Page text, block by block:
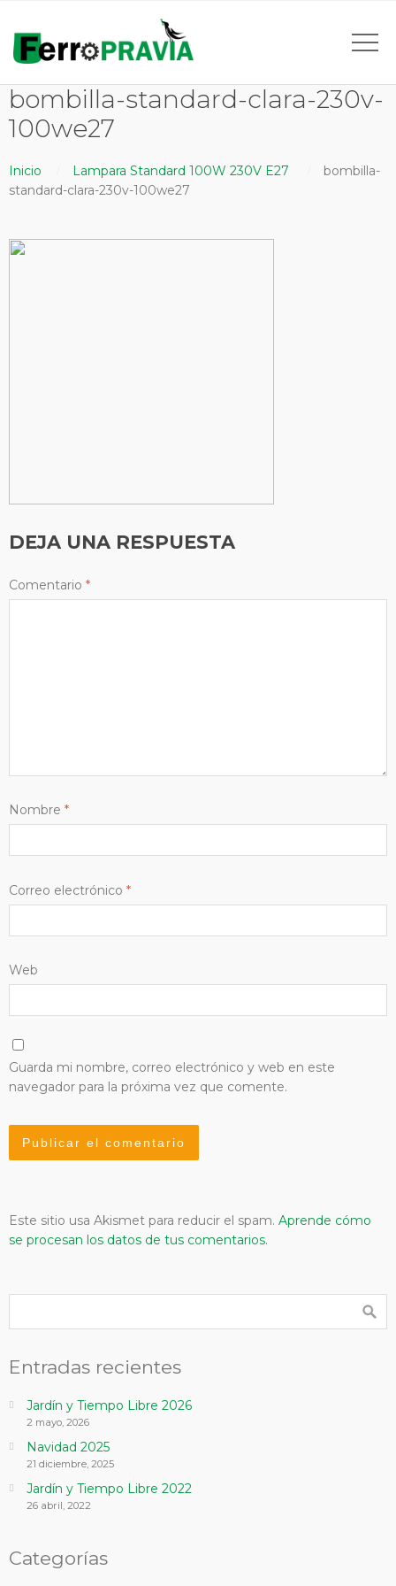
bombilla-standard-clara-230v-
100we27
Inicio Lampara Standard 100W 230V E27
bombilla-
standard-clara-230v-100we27
DEJA UNA RESPUESTA
Comentario *
Nombre *
Correo electrónico *
Web
Guarda mi nombre, correo electrónico y web en este
navegador para la próxima vez que comente.
Este sitio usa Akismet para reducir el spam. Aprende cómo
se procesan los datos de tus comentarios.
Entradas recientes
Jardín y Tiempo Libre 2026
2 mayo, 2026
Navidad 2025
21 diciembre, 2025
Jardín y Tiempo Libre 2022
26 abril, 2022
Categorías